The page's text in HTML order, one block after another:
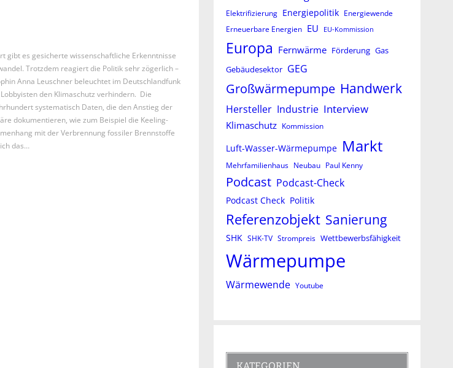
gibt es gesicherte wissenschaftliche Erkenntnisse
Trotzdem reagiert die Politik sehr zögerlich –
Anna Leuschner beleuchtet im Deutschlandfunk
den Klimaschutz verhindern. Die
systematisch Daten, die den Anstieg der
dokumentieren, wie zum Beispiel die Keeling-
mit der Verbrennung fossiler Brennstoffe
das…
Elektrifizierung Energiepolitik Energiewende
Erneuerbare Energien EU EU-Kommission
Europa Fernwärme Förderung Gas
Gebäudesektor GEG
Großwärmepumpe Handwerk
Hersteller Industrie Interview
Klimaschutz Kommission
Luft-Wasser-Wärmepumpe Markt
Mehrfamilienhaus Neubau Paul Kenny
Podcast Podcast-Check
Podcast Check Politik
Referenzobjekt Sanierung
SHK SHK-TV Strompreis Wettbewerbsfähigkeit
Wärmepumpe
Wärmewende Youtube
KATEGORIEN